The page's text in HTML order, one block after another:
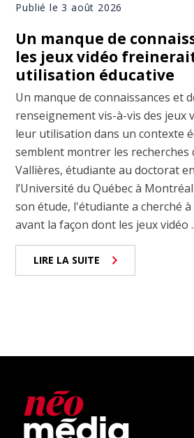
Publié le 3 août 2026
Un manque de
les jeux vidéo
utilisation éducative
Un manque de connaissances et
renseignement vis-à-vis des jeux
leur utilisation dans un contexte
semblent montrer les recherches
Vallières, étudiante au doctorat
l’Université du Québec à
son étude, l'étudiante a cherché
avant la façon dont les jeux vidéo
LIRE LA SUITE